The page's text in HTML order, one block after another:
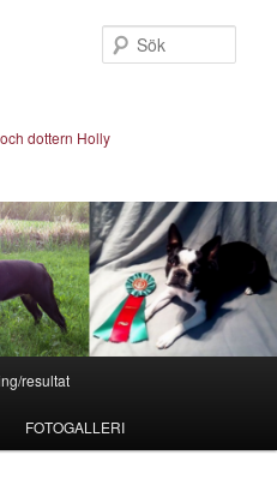
dottern Holly
resultat
FOTOGALLERI